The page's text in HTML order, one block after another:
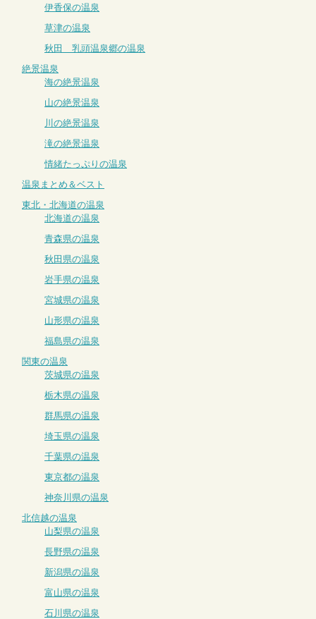
伊香保の温泉
草津の温泉
秋田 乳頭温泉郷の温泉
絶景温泉
海の絶景温泉
山の絶景温泉
川の絶景温泉
滝の絶景温泉
情緒たっぷりの温泉
温泉まとめ＆ベスト
東北・北海道の温泉
北海道の温泉
青森県の温泉
秋田県の温泉
岩手県の温泉
宮城県の温泉
山形県の温泉
福島県の温泉
関東の温泉
茨城県の温泉
栃木県の温泉
群馬県の温泉
埼玉県の温泉
千葉県の温泉
東京都の温泉
神奈川県の温泉
北信越の温泉
山梨県の温泉
長野県の温泉
新潟県の温泉
富山県の温泉
石川県の温泉